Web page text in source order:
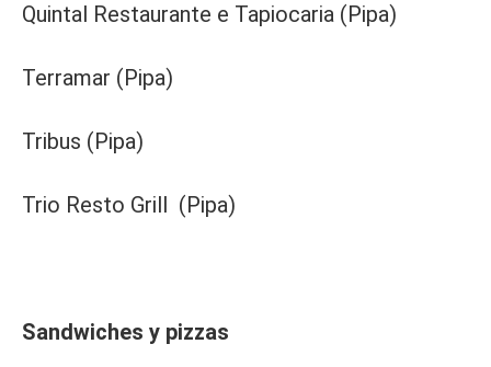
Quintal Restaurante e Tapiocaria (Pipa)
Terramar (Pipa)
Tribus (Pipa)
Trio Resto Grill (Pipa)
Sandwiches y pizzas